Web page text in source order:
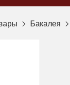
Бакалея